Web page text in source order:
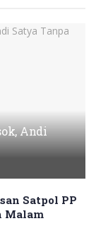
Andi
Satpol PP
Malam